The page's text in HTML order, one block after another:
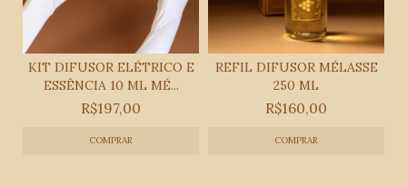
KIT DIFUSOR ELÉTRICO E
ESSÊNCIA 10 ML MÉ...
R$197,00
REFIL DIFUSOR MÉLASSE
250 ML
R$160,00